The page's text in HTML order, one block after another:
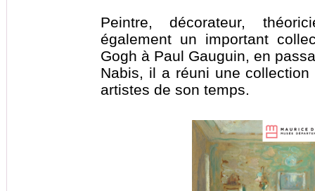
Peintre, décorateur,
également un important
Gogh à Paul Gauguin, en
Nabis, il a réuni une
artistes de son temps.